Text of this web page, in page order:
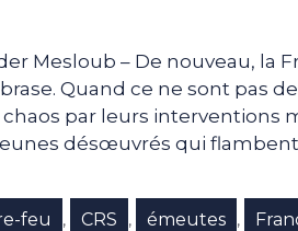
Mesloub – De nouveau, la
Quand ce ne sont pas
par leurs interventions
désœuvrés qui
feu , CRS , émeutes ,